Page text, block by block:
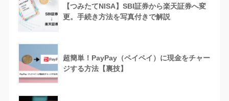
【つみたてNISA】SBI証券から楽天証券へ変
更。手続き方法を写真付きで解説
超簡単！PayPay（ペイペイ）に現金をチャー
ジする方法【裏技】